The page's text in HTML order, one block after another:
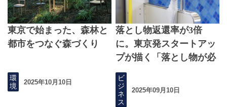
東京で始まった、森林と
都市をつなぐ森づくり
環
境
2025年10月10日
落とし物返還率が3倍
に。東京発スタートアッ
プが描く「落とし物が必
ず見つかる世界」
ビ
ジ
ネ
ス
2025年09月10日